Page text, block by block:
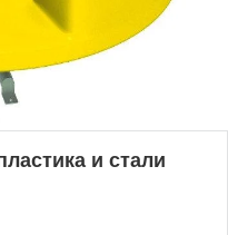
и стали